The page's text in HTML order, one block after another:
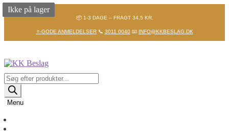
📦 1-3 DAGE – FRAGT 34,5 KR.
⭐-GODE ANMELDELSER📞 3011 0040📧 INFO@KKBESLAG.DK
Spring
til
navigation
Spring
til
indhold
Products
search
Menu
Ikke på lager